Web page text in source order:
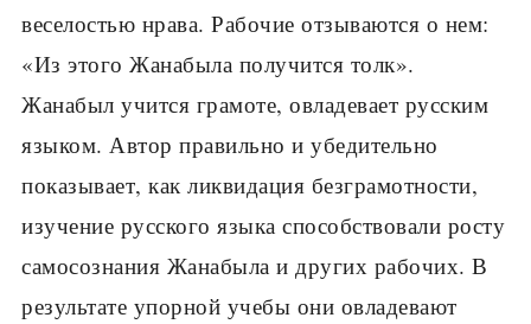
веселостью нрава. Рабочие отзываются о нем:
«Из этого Жанабыла получится толк».
Жанабыл учится грамоте, овладевает русским
языком. Автор правильно и убедительно
показывает, как ликвидация безграмотности,
изучение русского языка способствовали росту
самосознания Жанабыла и других рабочих. В
результате упорной учебы они овладевают